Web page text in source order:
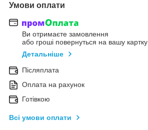
Умови оплати
Ви отримаєте замовлення
або гроші повернуться на вашу картку
Детальніше
Післяплата
Оплата на рахунок
Готівкою
Всі умови оплати